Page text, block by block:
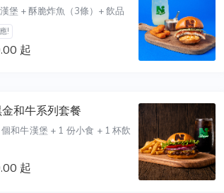
堡 + 酥脆炸魚（3條）+ 飲品
!
起
和牛系列套餐
和牛漢堡 + 1 份小食 + 1 杯飲
起